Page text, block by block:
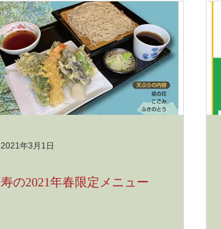
2021年3月1日
寿の2021年春限定メニュー